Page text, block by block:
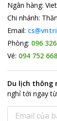
Ngân hàng:
Chi nhánh:
Email:
Phòng: 096
Vé: 094 752
Du lịch thông
nghỉ tới ngay